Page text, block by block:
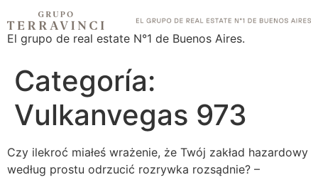
El grupo de real estate N°1 de Buenos Aires.
Categoría:
Vulkanvegas 973
Czy ilekroć miałeś wrażenie, że Twój zakład hazardowy
według prostu odrzucić rozrywka rozsądnie? –